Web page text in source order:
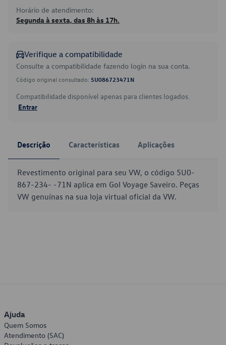
Horário de atendimento:
Segunda à sexta, das 8h às 17h.
Verifique a compatibilidade
Consulte a compatibilidade fazendo login na sua conta.
Código original consultado: 5U086723471N
Compatibilidade disponível apenas para clientes logados.
Entrar
Descrição Características Aplicações
Revestimento original para seu VW, o código 5U0-
867-234- -71N aplica em Gol Voyage Saveiro. Peças
VW genuínas na sua loja virtual oficial da VW.
Ajuda
Quem Somos
Atendimento (SAC)